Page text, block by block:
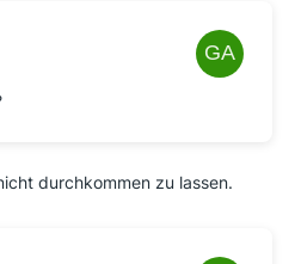
durchkommen zu lassen.